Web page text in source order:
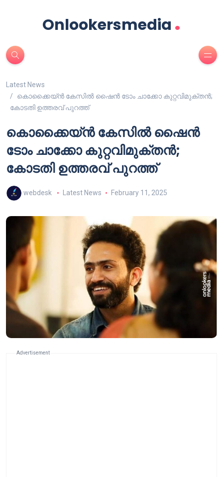
Onlookersmedia .
Latest News
കൊക്കൈയ്ൻ കേസിൽ ഷൈൻ ടോം ചാക്കോ കുറ്റവിമുക്തൻ;
കോടതി ഉത്തരവ് പുറത്ത്
കൊക്കൈയ്ൻ കേസിൽ ഷൈൻ
ടോം ചാക്കോ കുറ്റവിമുക്തൻ;
കോടതി ഉത്തരവ് പുറത്ത്
webdesk Latest News February 11, 2025
Advertisement